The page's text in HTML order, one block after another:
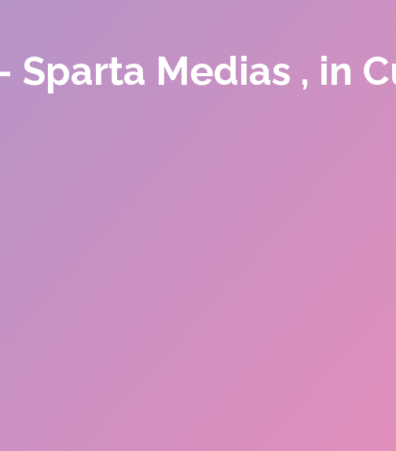
Sparta Medias , in